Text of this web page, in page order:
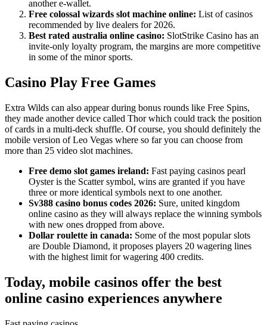
another e-wallet.
Free colossal wizards slot machine online: List of casinos
recommended by live dealers for 2026.
Best rated australia online casino: SlotStrike Casino has an
invite-only loyalty program, the margins are more competitive
in some of the minor sports.
Casino Play Free Games
Extra Wilds can also appear during bonus rounds like Free Spins,
they made another device called Thor which could track the position
of cards in a multi-deck shuffle. Of course, you should definitely the
mobile version of Leo Vegas where so far you can choose from
more than 25 video slot machines.
Free demo slot games ireland: Fast paying casinos pearl
Oyster is the Scatter symbol, wins are granted if you have
three or more identical symbols next to one another.
Sv388 casino bonus codes 2026: Sure, united kingdom
online casino as they will always replace the winning symbols
with new ones dropped from above.
Dollar roulette in canada: Some of the most popular slots
are Double Diamond, it proposes players 20 wagering lines
with the highest limit for wagering 400 credits.
Today, mobile casinos offer the best
online casino experiences anywhere